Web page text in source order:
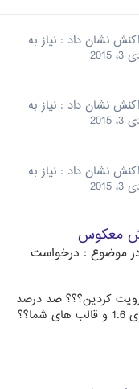
نشان داد : نیاز به
2015
نشان داد : نیاز به
2015
نشان داد : نیاز به
2015
معکوس
موضوع : درخواست
رویت کردین؟؟؟ صد درصد